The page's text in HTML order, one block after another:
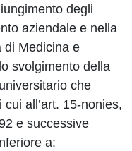
degli
aziendale e nella
di Medicina e
svolgimento della
che
all’art. 15-nonies,
e successive
a: